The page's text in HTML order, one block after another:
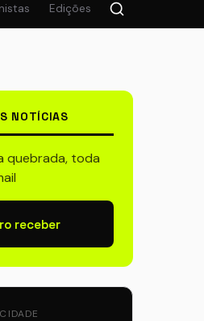
Edições
NOTÍCIAS
quebrada, toda
receber